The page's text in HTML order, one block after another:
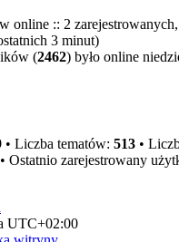
online :: 2
3 minut)
(2462) było online
• Liczba tematów: 513 •
• Ostatnio zarejestrowany
UTC+02:00